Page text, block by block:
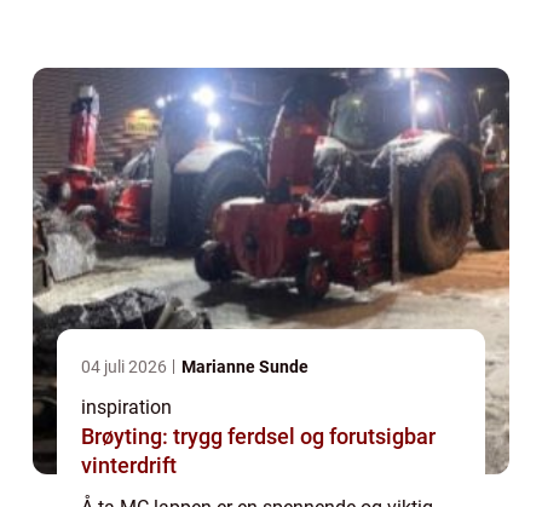
04 juli 2026 Marianne Sunde
inspiration
Brøyting: trygg ferdsel og forutsigbar
vinterdrift